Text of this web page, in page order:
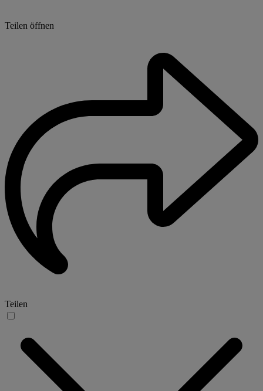
Teilen öffnen
Teilen